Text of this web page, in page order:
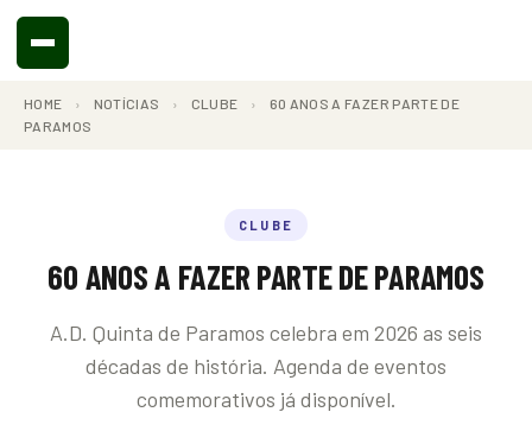
HOME › NOTÍCIAS › CLUBE ›
60 ANOS A FAZER PARTE DE
PARAMOS
CLUBE
60 ANOS A FAZER PARTE DE PARAMOS
A.D. Quinta de Paramos celebra em 2026 as seis
décadas de história. Agenda de eventos
comemorativos já disponível.